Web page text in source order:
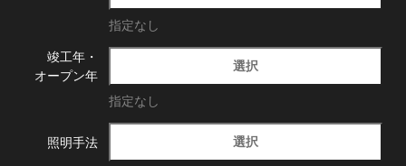
指定なし
竣工年・
オープン年
選択
指定なし
照明手法 選択